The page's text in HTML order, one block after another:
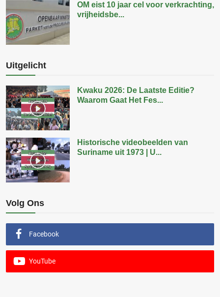
OM eist 10 jaar cel voor verkrachting,
vrijheidsbe...
Uitgelicht
Kwaku 2026: De Laatste Editie?
Waarom Gaat Het Fes...
Historische videobeelden van
Suriname uit 1973 | U...
Volg Ons
Facebook
YouTube